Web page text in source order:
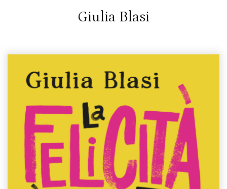
Giulia Blasi